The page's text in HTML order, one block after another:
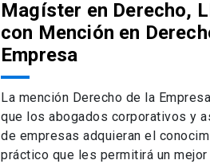
Magíster en Derecho,
con Mención en
Empresa
La mención Derecho de la
que los abogados corporativos y
de empresas adquieran el
práctico que les permitirá un mejor